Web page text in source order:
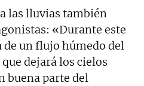
las lluvias también
«Durante este
de un flujo húmedo del
dejará los cielos
buena parte del